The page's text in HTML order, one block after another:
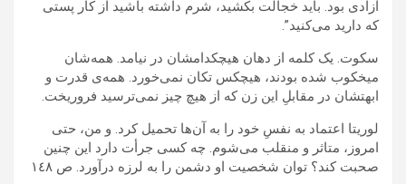
آزادی بود. باید خجالت بکشید، شرم داشته باشید از کار پستی
که دارید می‌کنید”.
سکوت. یک کلمه از دهان هیچکدامشان در نیامد. همه‌شان
میخکوب شده بودند، هیچکس تکان نمی‌خورد. همه‌ی قدرت و
ابهتشان در مقابلِ این زن که از هیچ چیز نمی‌ترسید فروریخت.
لوریتا اعتماد به نفسِ خود را به آن‌ها تحمیل کرد. و من، حتی
امروز، متاثر و منقلب می‌شوم. چه کسی جرأت دارد این چنین
صحبت کند؟ توان شخصیت او دشمن را به لرزه درآورد. ص ۱٤۸